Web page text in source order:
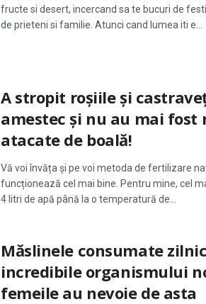
fructe si desert, incercand sa te bucuri de
de prieteni si familie. Atunci cand lumea iti e...
A stropit roșiile și
amestec și nu au mai fost
atacate de boală!
Vă voi învăța și pe voi metoda de fertilizare
funcționează cel mai bine. Pentru mine, cel
4 litri de apă până la o temperatură de...
Măslinele consumate
incredibile organismului
femeile au nevoie de asta